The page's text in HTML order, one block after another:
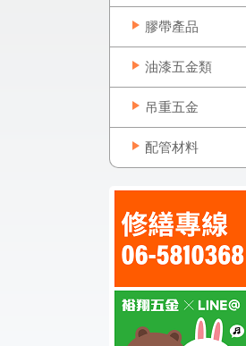
膠帶產品
油漆五金類
吊重五金
配管材料